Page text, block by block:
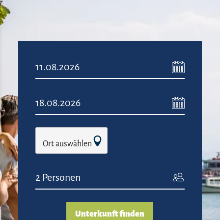
Unterkunft finden